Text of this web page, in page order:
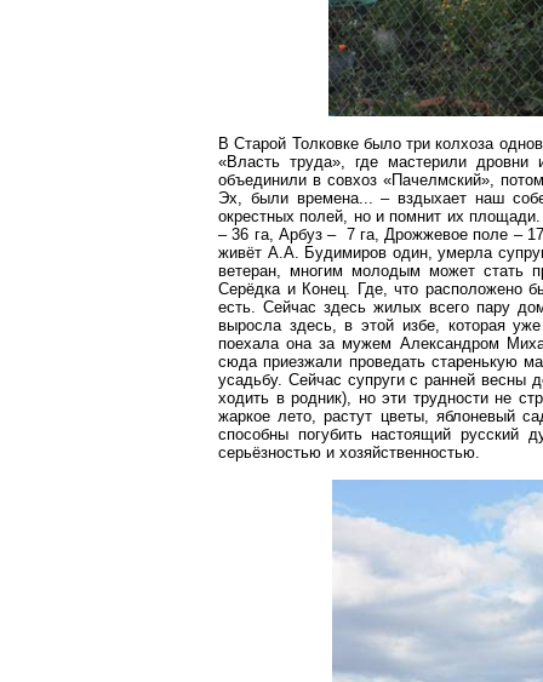
В Старой Толковкебыло три колхоза
«Власть труда», где мастерили
объединили в совхоз «Пачелмский»,
Эх, были времена... – вздыхает наш
окрестных полей, но и помнит их
–36 га, Арбуз – 7 га, Дрожжевое поле –
живёт А.А. Будимиров один, умерла
ветеран, многим молодым может стать
Серёдка и Конец. Где, что расположено
есть. Сейчас здесь жилых всего пару
выросла здесь, в этой избе, которая
поехала она за мужем Александром
сюда приезжали проведать старенькую
усадьбу. Сейчас супруги с ранней весны
ходить в родник), но эти трудности не
жаркое лето, растут цветы, яблоневый
способны погубить настоящий русский
серьёзностью и хозяйственностью.